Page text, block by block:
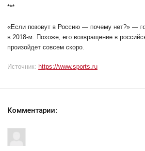
***
«Если позовут в Россию — почему нет?» —
в 2018-м. Похоже, его возвращение в
произойдет совсем скоро.
Источник: https://www.sports.ru
Комментарии: